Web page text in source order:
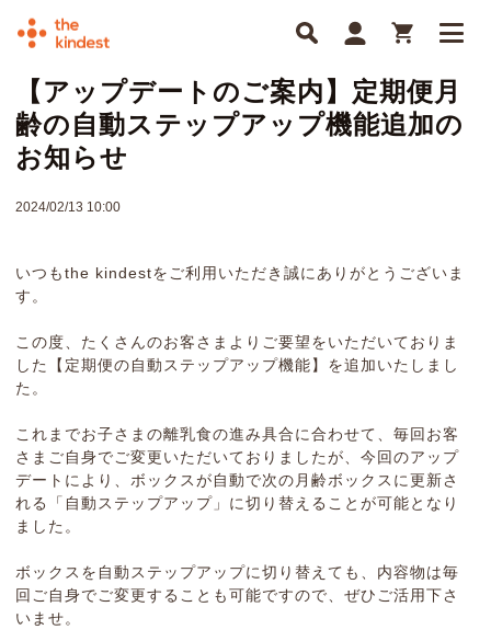
【アップデートのご案内】定期便月
齢の自動ステップアップ機能追加の
お知らせ
2024/02/13 10:00
いつもthe kindestをご利用いただき誠にありがとうございま
す。
この度、たくさんのお客さまよりご要望をいただいておりま
した【定期便の自動ステップアップ機能】を追加いたしまし
た。
これまでお子さまの離乳食の進み具合に合わせて、毎回お客
さまご自身でご変更いただいておりましたが、今回のアップ
デートにより、ボックスが自動で次の月齢ボックスに更新さ
れる「自動ステップアップ」に切り替えることが可能となり
ました。
ボックスを自動ステップアップに切り替えても、内容物は毎
回ご自身でご変更することも可能ですので、ぜひご活用下さ
いませ。